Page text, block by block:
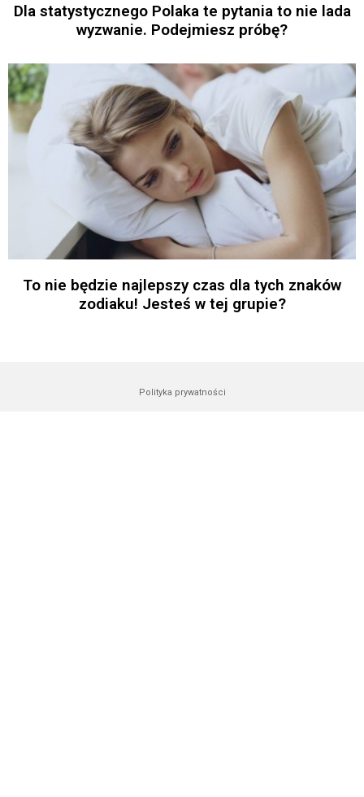
Dla statystycznego Polaka te pytania to nie lada
wyzwanie. Podejmiesz próbę?
To nie będzie najlepszy czas dla tych znaków
zodiaku! Jesteś w tej grupie?
Polityka prywatności